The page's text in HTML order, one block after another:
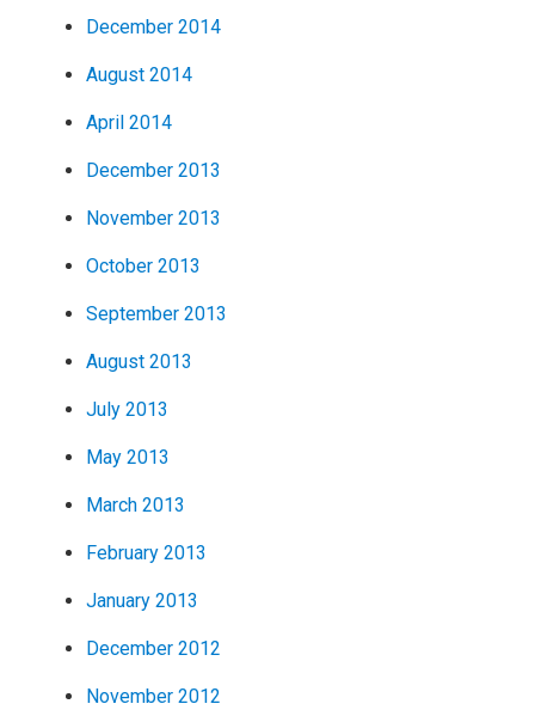
December 2014
August 2014
April 2014
December 2013
November 2013
October 2013
September 2013
August 2013
July 2013
May 2013
March 2013
February 2013
January 2013
December 2012
November 2012